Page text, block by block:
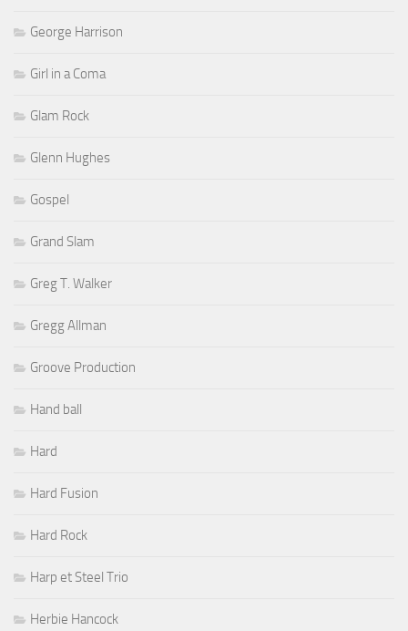
George Harrison
Girl in a Coma
Glam Rock
Glenn Hughes
Gospel
Grand Slam
Greg T. Walker
Gregg Allman
Groove Production
Hand ball
Hard
Hard Fusion
Hard Rock
Harp et Steel Trio
Herbie Hancock